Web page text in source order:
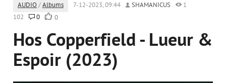
AUDIO /Albums 7-12-2023, 09:44 SHAMANICUS
1
102
0 0
Hos Copperfield - Lueur &
Espoir (2023)